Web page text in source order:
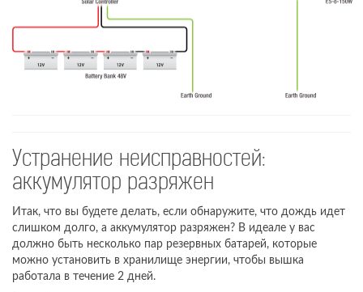
Устранение неисправностей:
аккумулятор разряжен
Итак, что вы будете делать, если обнаружите, что дождь идет
слишком долго, а аккумулятор разряжен? В идеале у вас
должно быть несколько пар резервных батарей, которые
можно установить в хранилище энергии, чтобы вышка
работала в течение 2 дней.